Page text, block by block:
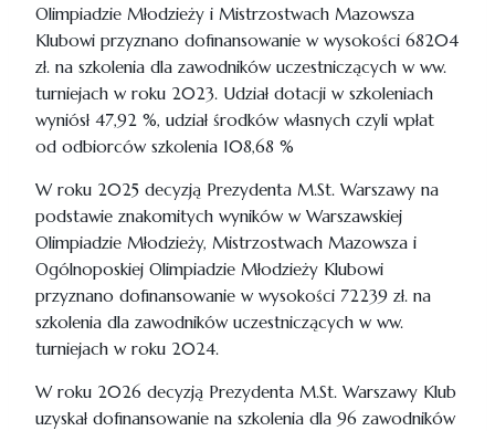
Olimpiadzie Młodzieży i Mistrzostwach Mazowsza
Klubowi przyznano dofinansowanie w wysokości 68204
zł. na szkolenia dla zawodników uczestniczących w ww.
turniejach w roku 2023. Udział dotacji w szkoleniach
wyniósł 47,92 %, udział środków własnych czyli wpłat
od odbiorców szkolenia 108,68 %
W roku 2025 decyzją Prezydenta M.St. Warszawy na
podstawie znakomitych wyników w Warszawskiej
Olimpiadzie Młodzieży, Mistrzostwach Mazowsza i
Ogólnoposkiej Olimpiadzie Młodzieży Klubowi
przyznano dofinansowanie w wysokości 72239 zł. na
szkolenia dla zawodników uczestniczących w ww.
turniejach w roku 2024.
W roku 2026 decyzją Prezydenta M.St. Warszawy Klub
uzyskał dofinansowanie na szkolenia dla 96 zawodników